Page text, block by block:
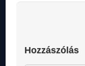
Hozzászólás